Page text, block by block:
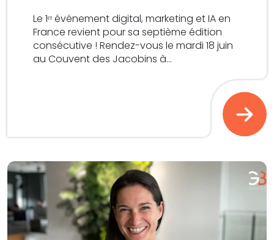
Le 1ᵉʳ événement digital, marketing et IA en
France revient pour sa septième édition
consécutive ! Rendez-vous le mardi 18 juin
au Couvent des Jacobins à...